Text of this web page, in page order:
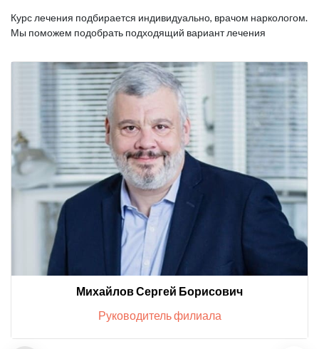
Курс лечения подбирается индивидуально, врачом наркологом.
Мы поможем подобрать подходящий вариант лечения
Михайлов Сергей Борисович
Руководитель филиала